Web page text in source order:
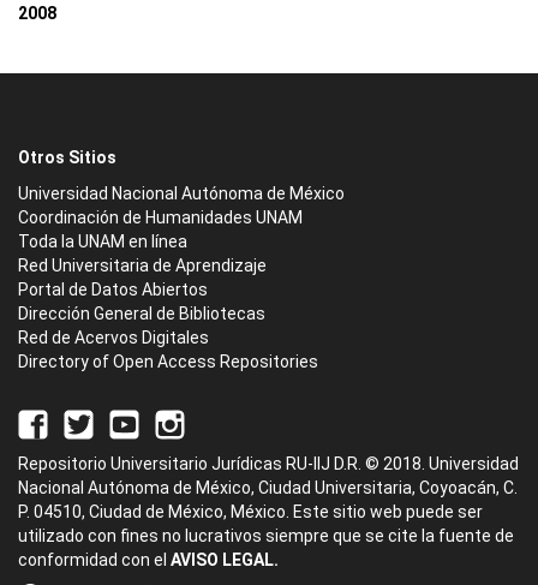
2008
Otros Sitios
Universidad Nacional Autónoma de México
Coordinación de Humanidades UNAM
Toda la UNAM en línea
Red Universitaria de Aprendizaje
Portal de Datos Abiertos
Dirección General de Bibliotecas
Red de Acervos Digitales
Directory of Open Access Repositories
Repositorio Universitario Jurídicas RU-IIJ D.R. © 2018. Universidad
Nacional Autónoma de México, Ciudad Universitaria, Coyoacán, C.
P. 04510, Ciudad de México, México. Este sitio web puede ser
utilizado con fines no lucrativos siempre que se cite la fuente de
conformidad con el AVISO LEGAL.